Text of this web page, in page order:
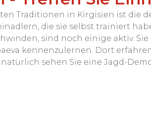
Traditionen in Kirgisien ist die
die sie selbst trainiert
sind noch einige aktiv.
kennenzulernen. Dort
sehen Sie eine Jagd-